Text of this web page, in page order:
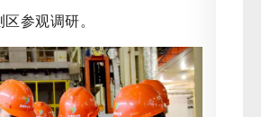
参观调研。